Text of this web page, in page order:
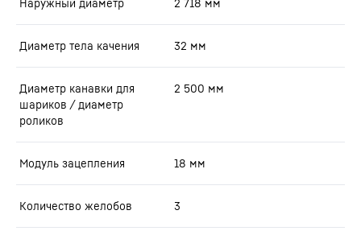
Наружный диаметр 2 718 мм
Диаметр тела качения 32 мм
Диаметр канавки для
шариков / диаметр
роликов
2 500 мм
Модуль зацепления 18 мм
Количество желобов 3